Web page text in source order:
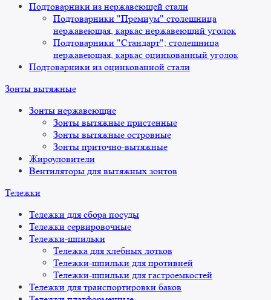
Подтоварники из нержавеющей стали
Подтоварники "Премиум" столешница
нержавеющая, каркас нержавеющий уголок
Подтоварники "Стандарт"; столешница
нержавеющая, каркас оцинкованный уголок
Подтоварники из оцинкованной стали
Зонты вытяжные
Зонты нержавеющие
Зонты вытяжные пристенные
Зонты вытяжные островные
Зонты приточно-вытяжные
Жироуловители
Вентиляторы для вытяжных зонтов
Тележки
Тележки для сбора посуды
Тележки сервировочные
Тележки-шпильки
Тележка для хлебных лотков
Тележки-шпильки для противней
Тележки-шпильки для гастроемкостей
Тележки для транспортировки баков